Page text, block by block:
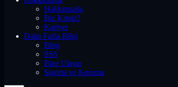
Hakkımızda
Biz Kimiz?
Kariyer
Daha Fazla Bilgi
Blog
SSS
Bize Ulaşın
Sigorta ve Koruma